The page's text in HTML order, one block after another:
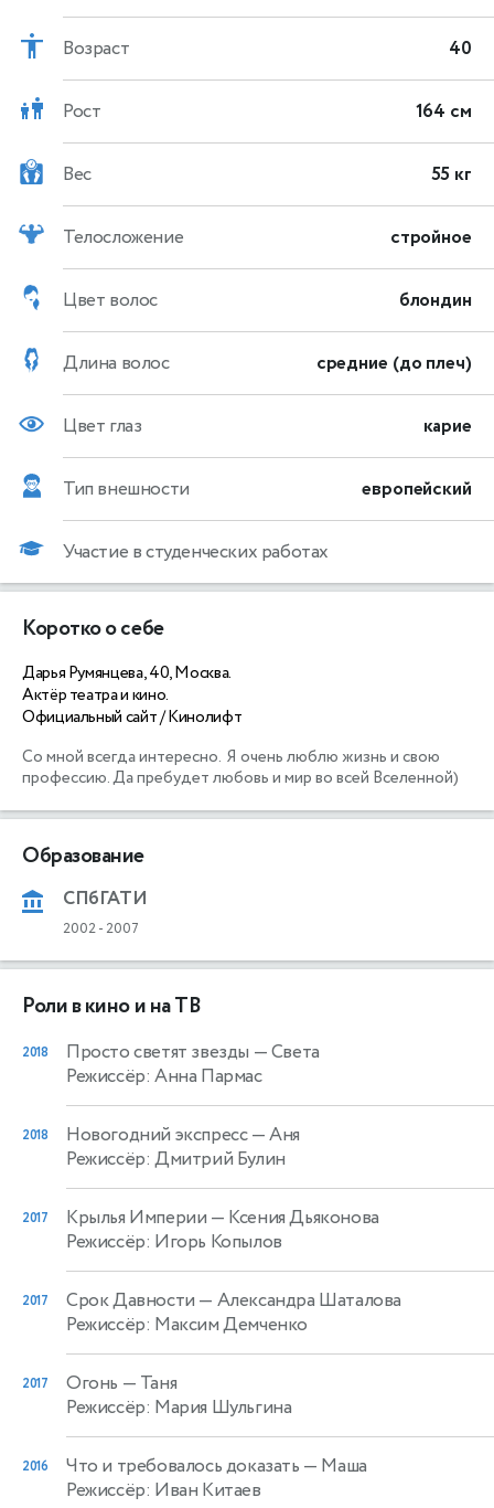
Возраст 40
Рост 164 см
Вес 55 кг
Телосложение стройное
Цвет волос блондин
Длина волос средние (до плеч)
Цвет глаз карие
Тип внешности европейский
Участие в студенческих работах
Коротко о себе
Дарья Румянцева, 40, Москва.
Актёр театра и кино.
Официальный сайт / Кинолифт
Со мной всегда интересно.  Я очень люблю жизнь и свою
профессию. Да пребудет любовь и мир во всей Вселенной)
Образование
СПбГАТИ
2002- 2007
Роли в кино и на ТВ
2018 Просто светят звезды — Света
Режиссёр: Анна Пармас
2018 Новогодний экспресс— Аня
Режиссёр: Дмитрий Булин
2017 Крылья Империи — Ксения Дьяконова
Режиссёр: Игорь Копылов
2017 Срок Давности — Александра Шаталова
Режиссёр: Максим Демченко
2017 Огонь — Таня
Режиссёр: Мария Шульгина
2016 Что и требовалось доказать — Маша
Режиссёр: Иван Китаев